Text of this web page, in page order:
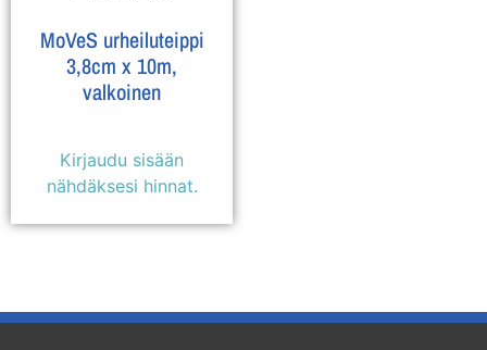
MoVeS urheiluteippi
3,8cm x 10m,
valkoinen
Kirjaudu sisään
nähdäksesi hinnat.